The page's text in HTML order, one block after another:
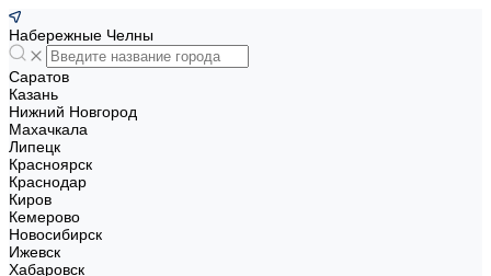
Набережные Челны
Саратов
Казань
Нижний Новгород
Махачкала
Липецк
Красноярск
Краснодар
Киров
Кемерово
Новосибирск
Ижевск
Хабаровск